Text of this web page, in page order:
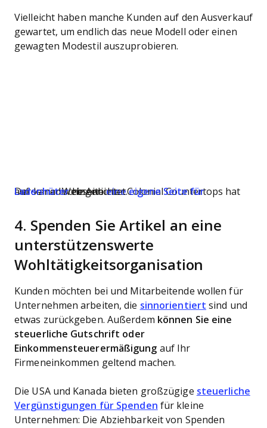
Vielleicht haben manche Kunden auf den Ausverkauf
gewartet, um endlich das neue Modell oder einen
gewagten Modestil auszuprobieren.
Der kanadische Anbieter Colonial Countertops hat auf seiner Webseite
eine eigene Seite für Ladenhütereingerichtet.
4. Spenden Sie Artikel an eine
unterstützenswerte
Wohltätigkeitsorganisation
Kunden möchten bei und Mitarbeitende wollen für
Unternehmen arbeiten, die sinnorientiert sind und
etwas zurückgeben. Außerdem können Sie eine
steuerliche Gutschrift oder
Einkommensteuerermäßigung auf Ihr
Firmeneinkommen geltend machen.
Die USA und Kanada bieten großzügige steuerliche
Vergünstigungen für Spenden für kleine
Unternehmen: Die Abziehbarkeit von Spenden